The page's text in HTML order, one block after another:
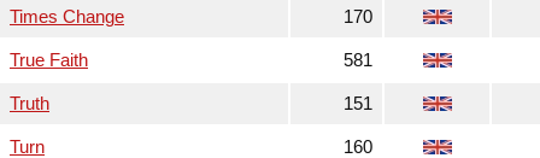
Times Change 170
True Faith 581
Truth 151
Turn 160